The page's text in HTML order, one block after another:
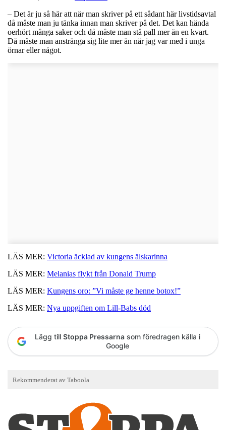
– Det är ju så här att när man skriver på ett sådant här livstidsavtal
då måste man ju tänka innan man skriver på det. Det kan hända
oerhört många saker och då måste man stå pall mer än en kvart.
Då måste man anstränga sig lite mer än när jag var med i unga
örnar eller något.
LÄS MER: Victoria äcklad av kungens älskarinna
LÄS MER: Melanias flykt från Donald Trump
LÄS MER: Kungens oro: ”Vi måste ge henne botox!”
LÄS MER: Nya uppgiften om Lill-Babs död
Lägg till Stoppa Pressarna som föredragen källa i
Google